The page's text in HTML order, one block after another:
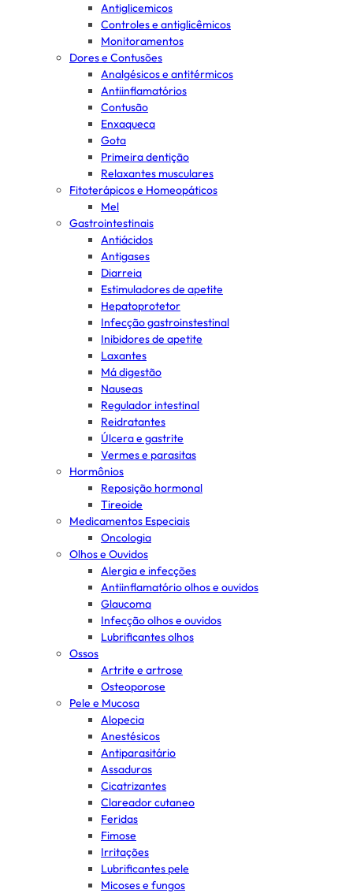
Antiglicemicos
Controles e antiglicêmicos
Monitoramentos
Dores e Contusões
Analgésicos e antitérmicos
Antiinflamatórios
Contusão
Enxaqueca
Gota
Primeira dentição
Relaxantes musculares
Fitoterápicos e Homeopáticos
Mel
Gastrointestinais
Antiácidos
Antigases
Diarreia
Estimuladores de apetite
Hepatoprotetor
Infecção gastroinstestinal
Inibidores de apetite
Laxantes
Má digestão
Nauseas
Regulador intestinal
Reidratantes
Úlcera e gastrite
Vermes e parasitas
Hormônios
Reposição hormonal
Tireoide
Medicamentos Especiais
Oncologia
Olhos e Ouvidos
Alergia e infecções
Antiinflamatório olhos e ouvidos
Glaucoma
Infecção olhos e ouvidos
Lubrificantes olhos
Ossos
Artrite e artrose
Osteoporose
Pele e Mucosa
Alopecia
Anestésicos
Antiparasitário
Assaduras
Cicatrizantes
Clareador cutaneo
Feridas
Fimose
Irritações
Lubrificantes pele
Micoses e fungos